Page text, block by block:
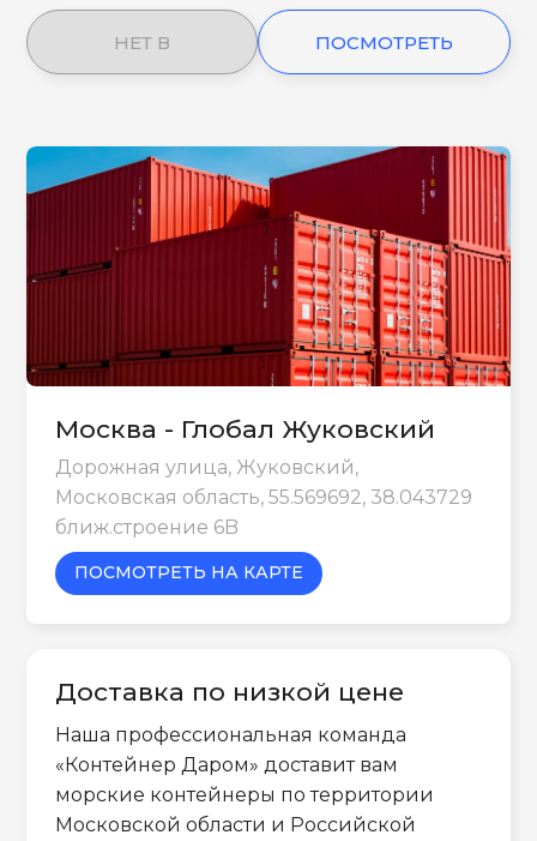
НЕТ В ПОСМОТРЕТЬ
Москва - Глобал Жуковский
Дорожная улица, Жуковский,
Московская область, 55.569692, 38.043729
ближ.строение 6B
ПОСМОТРЕТЬ НА КАРТЕ
Доставка по низкой цене
Наша профессиональная команда
«Контейнер Даром» доставит вам
морские контейнеры по территории
Московской области и Российской